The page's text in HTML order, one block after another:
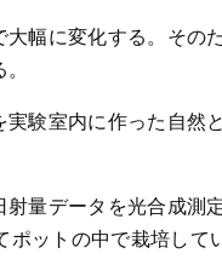
幅に変化する。その
験室内に作った自然
量データを光合成測
ットの中で栽培して